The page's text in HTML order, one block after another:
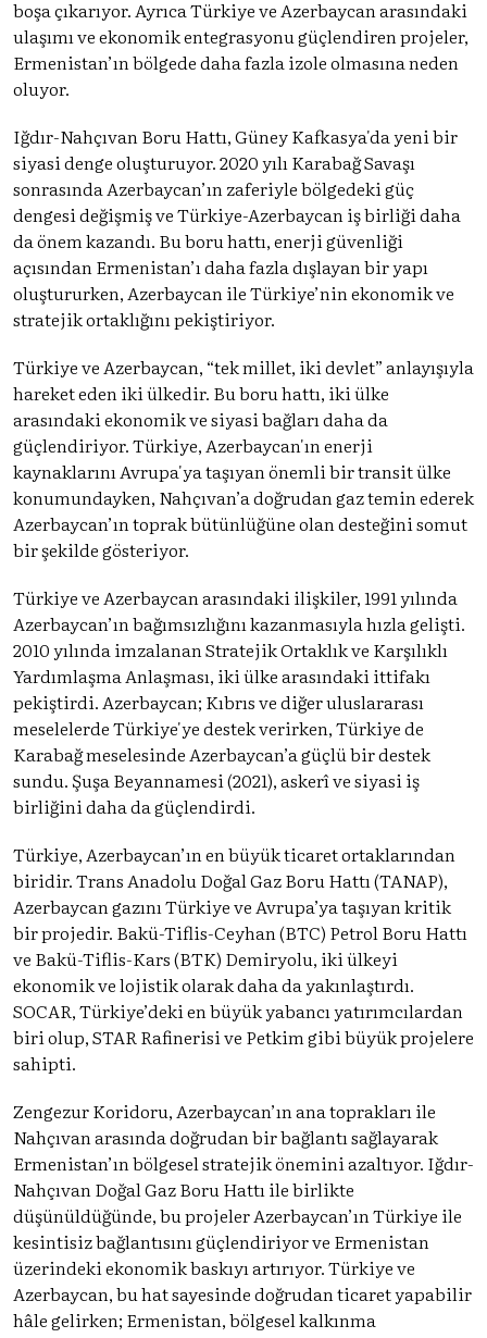
boşa çıkarıyor. Ayrıca Türkiye ve Azerbaycan arasındaki
ulaşımı ve ekonomik entegrasyonu güçlendiren projeler,
Ermenistan’ın bölgede daha fazla izole olmasına neden
oluyor.
Iğdır-Nahçıvan Boru Hattı, Güney Kafkasya'da yeni bir
siyasi denge oluşturuyor. 2020 yılı Karabağ Savaşı
sonrasında Azerbaycan’ın zaferiyle bölgedeki güç
dengesi değişmiş ve Türkiye-Azerbaycan iş birliği daha
da önem kazandı. Bu boru hattı, enerji güvenliği
açısından Ermenistan’ı daha fazla dışlayan bir yapı
oluştururken, Azerbaycan ile Türkiye’nin ekonomik ve
stratejik ortaklığını pekiştiriyor.
Türkiye ve Azerbaycan, “tek millet, iki devlet” anlayışıyla
hareket eden iki ülkedir. Bu boru hattı, iki ülke
arasındaki ekonomik ve siyasi bağları daha da
güçlendiriyor. Türkiye, Azerbaycan'ın enerji
kaynaklarını Avrupa'ya taşıyan önemli bir transit ülke
konumundayken, Nahçıvan’a doğrudan gaz temin ederek
Azerbaycan’ın toprak bütünlüğüne olan desteğini somut
bir şekilde gösteriyor.
Türkiye ve Azerbaycan arasındaki ilişkiler, 1991 yılında
Azerbaycan’ın bağımsızlığını kazanmasıyla hızla gelişti.
2010 yılında imzalanan Stratejik Ortaklık ve Karşılıklı
Yardımlaşma Anlaşması, iki ülke arasındaki ittifakı
pekiştirdi. Azerbaycan; Kıbrıs ve diğer uluslararası
meselelerde Türkiye'ye destek verirken, Türkiye de
Karabağ meselesinde Azerbaycan’a güçlü bir destek
sundu. Şuşa Beyannamesi (2021), askerî ve siyasi iş
birliğini daha da güçlendirdi.
Türkiye, Azerbaycan’ın en büyük ticaret ortaklarından
biridir. Trans Anadolu Doğal Gaz Boru Hattı (TANAP),
Azerbaycan gazını Türkiye ve Avrupa’ya taşıyan kritik
bir projedir. Bakü-Tiflis-Ceyhan (BTC) Petrol Boru Hattı
ve Bakü-Tiflis-Kars (BTK) Demiryolu, iki ülkeyi
ekonomik ve lojistik olarak daha da yakınlaştırdı.
SOCAR, Türkiye’deki en büyük yabancı yatırımcılardan
biri olup, STAR Rafinerisi ve Petkim gibi büyük projelere
sahipti.
Zengezur Koridoru, Azerbaycan’ın ana toprakları ile
Nahçıvan arasında doğrudan bir bağlantı sağlayarak
Ermenistan’ın bölgesel stratejik önemini azaltıyor. Iğdır-
Nahçıvan Doğal Gaz Boru Hattı ile birlikte
düşünüldüğünde, bu projeler Azerbaycan’ın Türkiye ile
kesintisiz bağlantısını güçlendiriyor ve Ermenistan
üzerindeki ekonomik baskıyı artırıyor. Türkiye ve
Azerbaycan, bu hat sayesinde doğrudan ticaret yapabilir
hâle gelirken; Ermenistan, bölgesel kalkınma